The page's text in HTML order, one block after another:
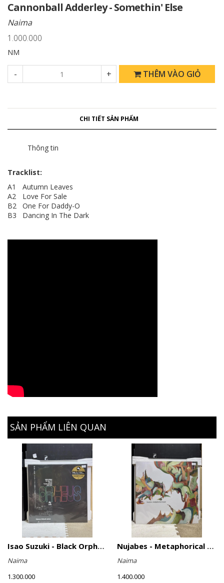
Cannonball Adderley - Somethin' Else
Naima
1.000.000
NM
+
- THÊM VÀO GIỎ
CHI TIẾT SẢN PHẨM
Thông tin
Tracklist:
A1
Autumn Leaves
A2
Love For Sale
B2
One For Daddy-O
B3
Dancing In The Dark
SẢN PHẨM LIÊN QUAN
Isao Suzuki - Black Orpheus
Naima
1.300.000
Nujabes - Metaphorical Music
Naima
1.400.000